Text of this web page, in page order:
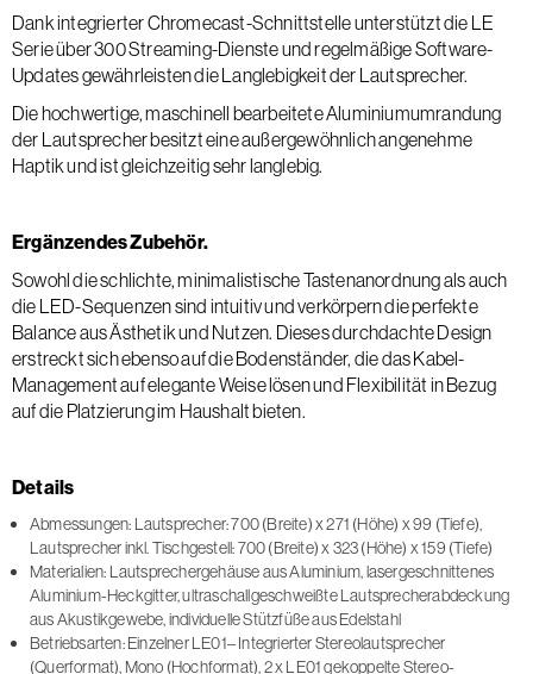
Dank integrierter Chromecast-Schnittstelle unterstützt die LE
Serie über 300 Streaming-Dienste und regelmäßige Software-
Updates gewährleisten die Langlebigkeit der Lautsprecher.
Die hochwertige, maschinell bearbeitete Aluminiumumrandung
der Lautsprecher besitzt eine außergewöhnlich angenehme
Haptik und ist gleichzeitig sehr langlebig.
Ergänzendes Zubehör.
Sowohl die schlichte, minimalistische Tastenanordnung als auch
die LED-Sequenzen sind intuitiv und verkörpern die perfekte
Balance aus Ästhetik und Nutzen. Dieses durchdachte Design
erstreckt sich ebenso auf die Bodenständer, die das Kabel-
Management auf elegante Weise lösen und Flexibilität in Bezug
auf die Platzierung im Haushalt bieten.
Details
Abmessungen: Lautsprecher: 700 (Breite) x 271 (Höhe) x 99 (Tiefe),
Lautsprecher inkl. Tischgestell: 700 (Breite) x 323 (Höhe) x 159 (Tiefe)
Materialien: Lautsprechergehäuse aus Aluminium, lasergeschnittenes
Aluminium-Heckgitter, ultraschallgeschweißte Lautsprecherabdeckung
aus Akustikgewebe, individuelle Stützfüße aus Edelstahl
Betriebsarten: Einzelner LE01– Integrierter Stereolautsprecher
(Querformat), Mono (Hochformat), 2 x LE01 gekoppelte Stereo-